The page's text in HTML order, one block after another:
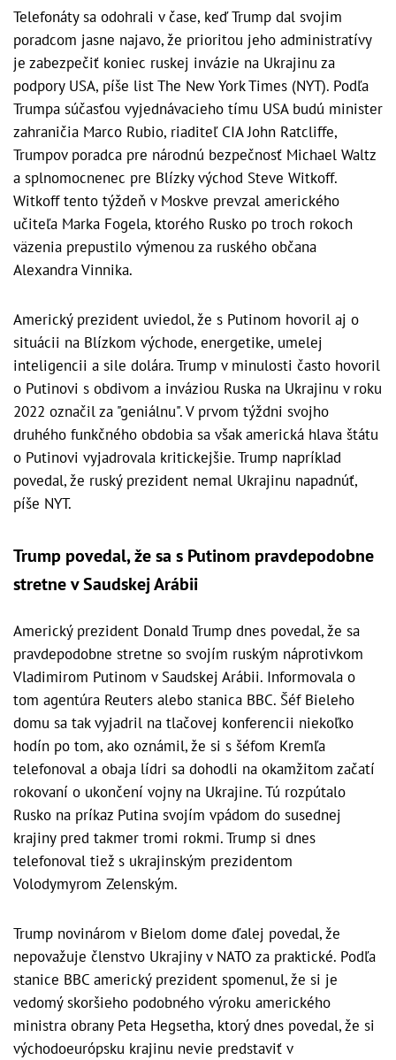
Telefonáty sa odohrali v čase, keď Trump dal svojim
poradcom jasne najavo, že prioritou jeho administratívy
je zabezpečiť koniec ruskej invázie na Ukrajinu za
podpory USA, píše list The New York Times (NYT). Podľa
Trumpa súčasťou vyjednávacieho tímu USA budú minister
zahraničia Marco Rubio, riaditeľ CIA John Ratcliffe,
Trumpov poradca pre národnú bezpečnosť Michael Waltz
a splnomocnenec pre Blízky východ Steve Witkoff.
Witkoff tento týždeň v Moskve prevzal amerického
učiteľa Marka Fogela, ktorého Rusko po troch rokoch
väzenia prepustilo výmenou za ruského občana
Alexandra Vinnika.
Americký prezident uviedol, že s Putinom hovoril aj o
situácii na Blízkom východe, energetike, umelej
inteligencii a sile dolára. Trump v minulosti často hovoril
o Putinovi s obdivom a inváziou Ruska na Ukrajinu v roku
2022 označil za "geniálnu". V prvom týždni svojho
druhého funkčného obdobia sa však americká hlava štátu
o Putinovi vyjadrovala kritickejšie. Trump napríklad
povedal, že ruský prezident nemal Ukrajinu napadnúť,
píše NYT.
Trump povedal, že sa s Putinom pravdepodobne
stretne v Saudskej Arábii
Americký prezident Donald Trump dnes povedal, že sa
pravdepodobne stretne so svojím ruským náprotivkom
Vladimirom Putinom v Saudskej Arábii. Informovala o
tom agentúra Reuters alebo stanica BBC. Šéf Bieleho
domu sa tak vyjadril na tlačovej konferencii niekoľko
hodín po tom, ako oznámil, že si s šéfom Kremľa
telefonoval a obaja lídri sa dohodli na okamžitom začatí
rokovaní o ukončení vojny na Ukrajine. Tú rozpútalo
Rusko na príkaz Putina svojím vpádom do susednej
krajiny pred takmer tromi rokmi. Trump si dnes
telefonoval tiež s ukrajinským prezidentom
Volodymyrom Zelenským.
Trump novinárom v Bielom dome ďalej povedal, že
nepovažuje členstvo Ukrajiny v NATO za praktické. Podľa
stanice BBC americký prezident spomenul, že si je
vedomý skoršieho podobného výroku amerického
ministra obrany Peta Hegsetha, ktorý dnes povedal, že si
východoeurópsku krajinu nevie predstaviť v